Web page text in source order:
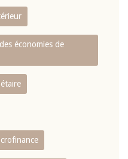
économies de